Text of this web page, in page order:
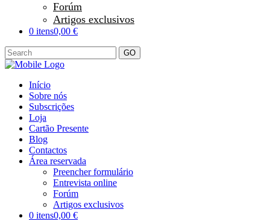
Forúm
Artigos exclusivos
0 itens0,00 €
GO
Início
Sobre nós
Subscrições
Loja
Cartão Presente
Blog
Contactos
Área reservada
Preencher formulário
Entrevista online
Forúm
Artigos exclusivos
0 itens0,00 €